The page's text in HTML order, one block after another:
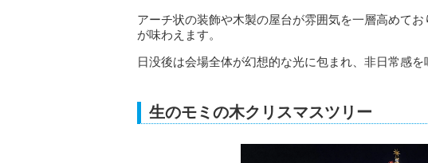
アーチ状の装飾や木製の屋台が雰囲気を一層高めて
が味わえます。
日没後は会場全体が幻想的な光に包まれ、非日常感を
生のモミの木クリスマスツリー